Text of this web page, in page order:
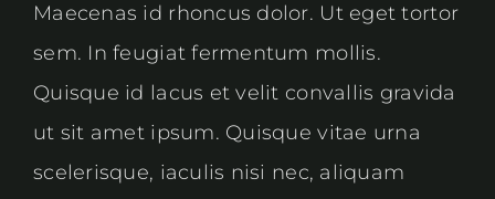
Maecenas id rhoncus dolor. Ut eget tortor
sem. In feugiat fermentum mollis.
Quisque id lacus et velit convallis gravida
ut sit amet ipsum. Quisque vitae urna
scelerisque, iaculis nisi nec, aliquam